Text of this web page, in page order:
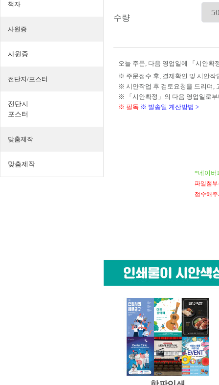
책자
사원증
사원증
전단지/포스터
전단지
포스터
맞춤제작
맞춤제작
수량
오늘 주문, 다음 영업일에 「시안확
※ 주문접수 후, 결제확인 및 시안작
※ 시안작업 후 검토요청을 드리며,
※ 「시안확정」의 다음 영업일로
※ 필독 ※ 발송일 계산방법 >
*네이버
파일첨부
접수해